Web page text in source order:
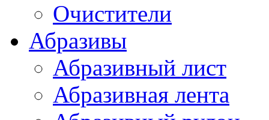
Очистители
Абразивы
Абразивный лист
Абразивная лента